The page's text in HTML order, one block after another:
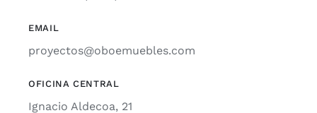
EMAIL
proyectos@oboemuebles.com
OFICINA CENTRAL
Ignacio Aldecoa, 21